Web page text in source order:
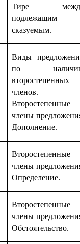
Тире
подлежащим
сказуемым.
Виды
по
второстепенных
членов.
Второстепенные
члены
Дополнение.
Второстепенные
члены
Определение.
Второстепенные
члены
Обстоятельство.